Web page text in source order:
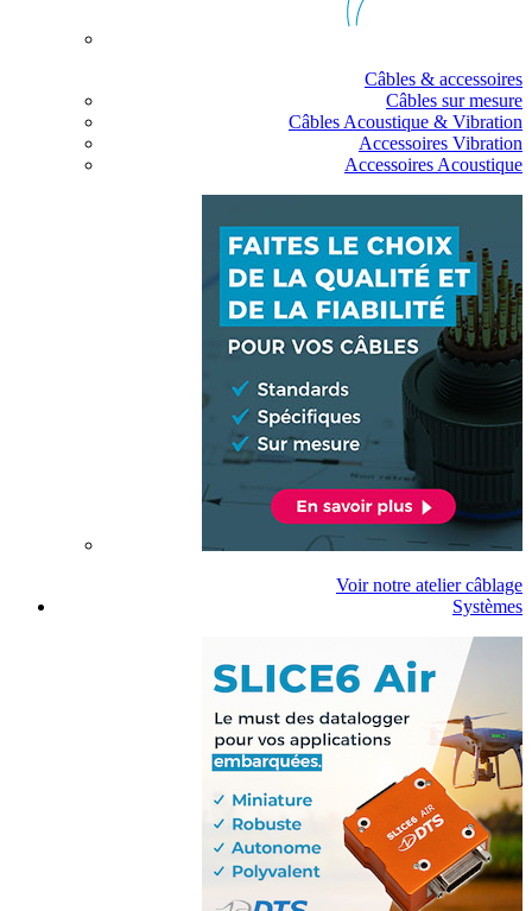
Câbles & accessoires
Câbles sur mesure
Câbles Acoustique & Vibration
Accessoires Vibration
Accessoires Acoustique
Voir notre atelier câblage
Systèmes